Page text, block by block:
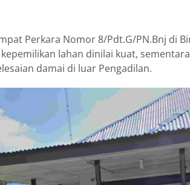
Perkara Nomor 8/Pdt.G/PN.Bnj di
lahan dinilai kuat,
damai di luar Pengadilan.